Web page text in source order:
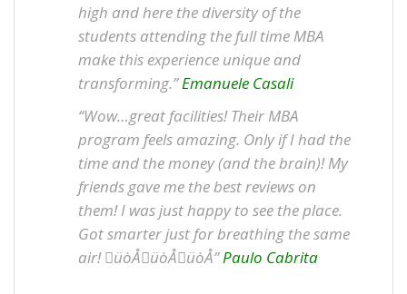
high and here the diversity of the
students attending the full time MBA
make this experience unique and
transforming.”Emanuele Casali
“Wow…great facilities! Their MBA
program feels amazing. Only if I had the
time and the money (and the brain)! My
friends gave me the best reviews on
them! I was just happy to see the place.
Got smarter just for breathing the same
air! üòÅüòÅüòÅ”Paulo Cabrita